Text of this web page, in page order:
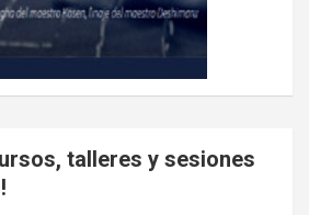
talleres y sesiones